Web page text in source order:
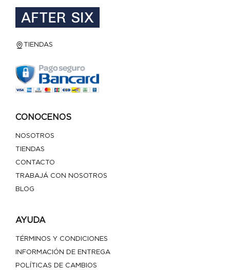
TIENDAS
CONOCENOS
NOSOTROS
TIENDAS
CONTACTO
TRABAJÁ CON NOSOTROS
BLOG
AYUDA
TÉRMINOS Y CONDICIONES
INFORMACIÓN DE ENTREGA
POLÍTICAS DE CAMBIOS